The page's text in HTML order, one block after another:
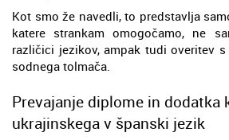
Kot smo že navedli, to predstavlja
katere strankam omogočamo, ne
različici jezikov, ampak tudi overitev
sodnega tolmača.
Prevajanje diplome in dodatka
ukrajinskega v španski jezik